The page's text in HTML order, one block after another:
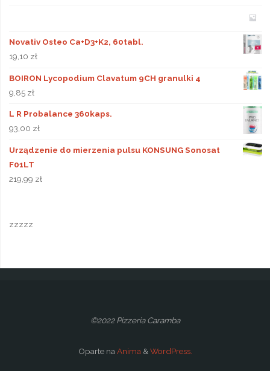
Novativ Osteo Ca+D3+K2, 60tabl.
19,10 zł
BOIRON Lycopodium Clavatum 9CH granulki 4
9,85 zł
L R Probalance 360kaps.
93,00 zł
Urządzenie do mierzenia pulsu KONSUNG Sonosat
F01LT
219,99 zł
zzzzz
©2022 Pizzeria Caramba
Oparte naAnima&WordPress.